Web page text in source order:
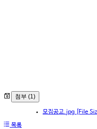
첨부 (1)
모집공고.jpg
[File
목록